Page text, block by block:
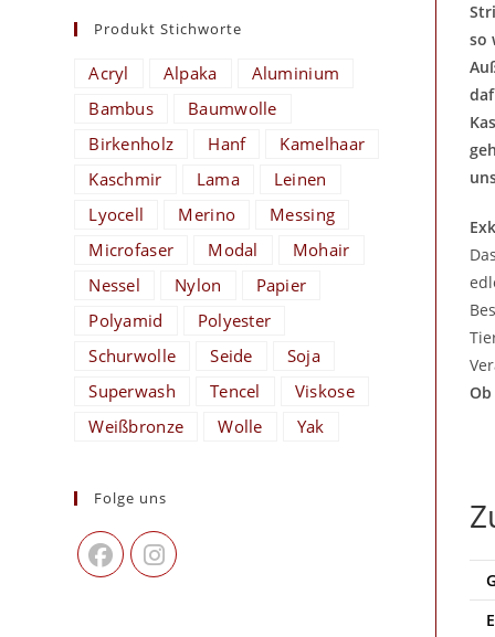
so
Produkt Stichworte
Acryl Alpaka
Aluminium
Bambus
Baumwolle
Birkenholz
Hanf
Kamelhaar
Kaschmir
Lama
Leinen
Lyocell
Merino
Messing
Microfaser
Modal
Mohair
Nessel
Nylon
Papier
Polyamid
Polyester
Schurwolle
Seide
Soja
Superwash
Tencel
Viskose
Weißbronze
Wolle Yak
Folge uns